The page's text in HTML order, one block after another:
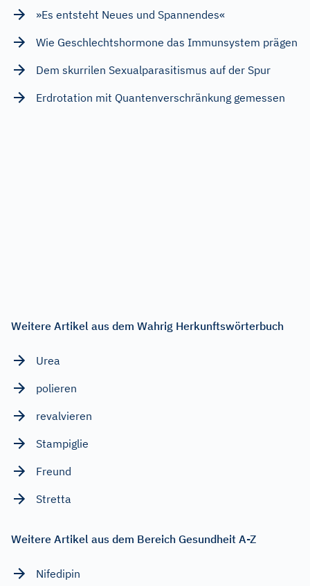
»Es entsteht Neues und Spannendes«
Wie Geschlechtshormone das Immunsystem prägen
Dem skurrilen Sexualparasitismus auf der Spur
Erdrotation mit Quantenverschränkung gemessen
Weitere Artikel aus dem Wahrig Herkunftswörterbuch
Urea
polieren
revalvieren
Stampiglie
Freund
Stretta
Weitere Artikel aus dem Bereich Gesundheit A-Z
Nifedipin